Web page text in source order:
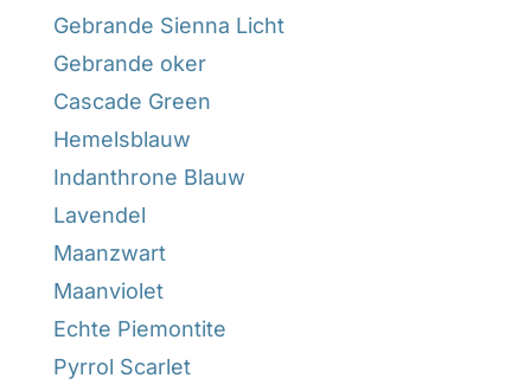
Gebrande Sienna Licht
Gebrande oker
Cascade Green
Hemelsblauw
Indanthrone Blauw
Lavendel
Maanzwart
Maanviolet
Echte Piemontite
Pyrrol Scarlet